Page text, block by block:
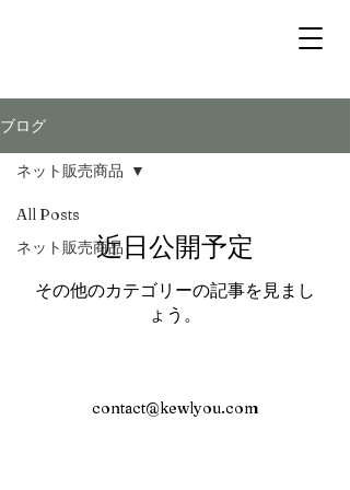
ブログ
All Posts
ネット販売商品
ネット販売商品
近日公開予定
その他のカテゴリーの記事を見まし
ょう。
contact@kewlyou.com